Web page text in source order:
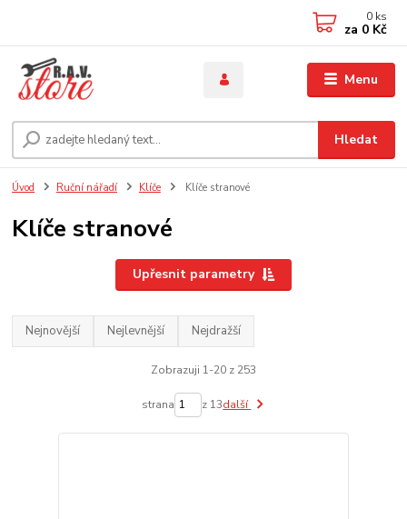
Menu
Hledat
0 ks
za 0 Kč
Úvod Ruční nářadí Klíče Klíče stranové
Klíče stranové
Upřesnit parametry
Nejnovější Nejlevnější Nejdražší
Zobrazuji 1-20 z 253
strana z 13další